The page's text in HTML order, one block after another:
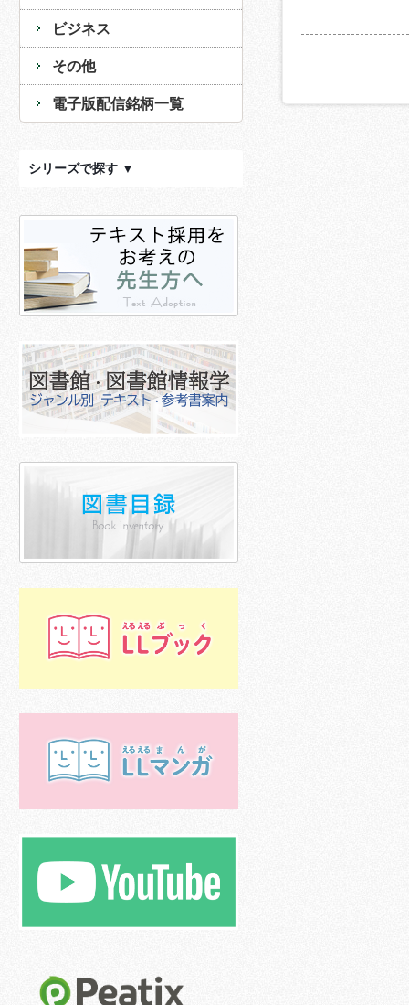
ビジネス
その他
電子版配信銘柄一覧
シリーズで探す ▼